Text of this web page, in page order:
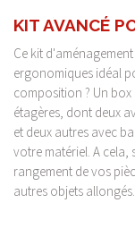
KIT AVANCÉ
Ce kit
ergonomiques idéal
composition ? Un
étagères, dont deux
et deux autres avec
votre matériel. A
rangement de vos
autres objets allongés.